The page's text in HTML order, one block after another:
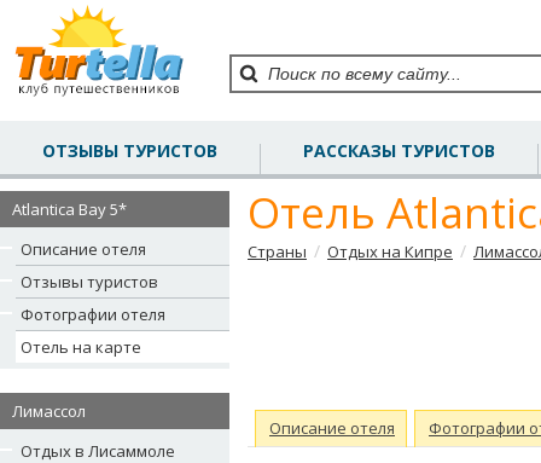
ОТЗЫВЫ ТУРИСТОВ РАССКАЗЫ ТУРИСТОВ
Atlantica Bay 5*
Описание отеля
Отзывы туристов
Фотографии отеля
Отель на карте
Лимассол
Отдых в Лисаммоле
Отель
Страны / Отдых на Кипре /
Описание отеля Фотографии